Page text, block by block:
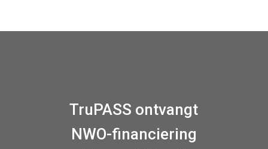
TruPASS ontvangt
NWO-financiering